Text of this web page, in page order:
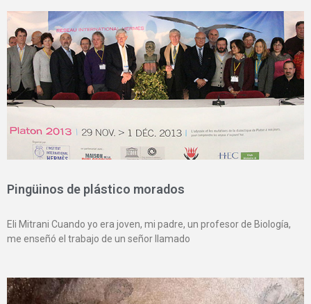
Pingüinos de plástico morados
Eli Mitrani Cuando yo era joven, mi padre, un profesor de Biología,
me enseñó el trabajo de un señor llamado